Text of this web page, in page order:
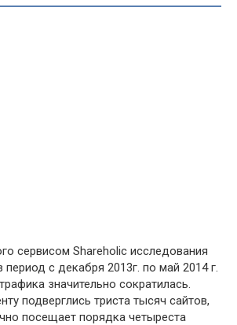
сервисом Shareholic исследования
с декабря 2013г. по май 2014 г.
значительно сократилась.
подверглись триста тысяч сайтов,
посещает порядка четыреста